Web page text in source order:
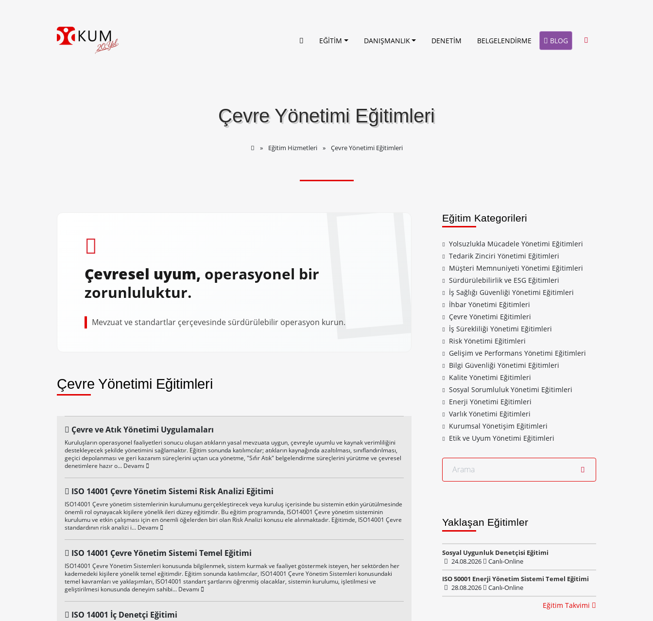
EĞİTİM DANIŞMANLIK DENETİM BELGELENDİRME BLOG
Çevre Yönetimi Eğitimleri
Eğitim Hizmetleri Çevre Yönetimi Eğitimleri
Çevresel uyum, operasyonel bir
zorunluluktur.
Mevzuat ve standartlar çerçevesinde sürdürülebilir operasyon kurun.
Çevre Yönetimi Eğitimleri
Çevre ve Atık Yönetimi Uygulamaları
Kuruluşların operasyonel faaliyetleri sonucu oluşan atıkların yasal mevzuata uygun, çevreyle uyumlu ve kaynak verimliliğini
destekleyecek şekilde yönetimini sağlamaktır. Eğitim sonunda katılımcılar; atıkların kaynağında azaltılması, sınıflandırılması,
geçici depolanması ve geri kazanım süreçlerini uçtan uca yönetme, "Sıfır Atık" belgelendirme süreçlerini yürütme ve çevresel
denetimlere hazır o... Devamı
ISO 14001 Çevre Yönetim Sistemi Risk Analizi Eğitimi
ISO14001 Çevre yönetim sistemlerinin kurulumunu gerçekleştirecek veya kuruluş içerisinde bu sistemin etkin yürütülmesinde
önemli rol oynayacak kişilere yönelik ileri düzey eğitimdir. Bu eğitim programında, ISO14001 Çevre yönetim sisteminin
kurulumu ve etkin çalışması için en önemli öğelerden biri olan Risk Analizi konusu ele alınmaktadır. Eğitimde, ISO14001 Çevre
standardının risk analizi i... Devamı
ISO 14001 Çevre Yönetim Sistemi Temel Eğitimi
ISO14001 Çevre Yönetim Sistemleri konusunda bilgilenmek, sistem kurmak ve faaliyet göstermek isteyen, her sektörden her
kademedeki kişilere yönelik temel eğitimdir. Eğitim sonunda katılımcılar, ISO14001 Çevre Yönetim Sistemleri konusundaki
temel kavramları ve yaklaşımları, ISO14001 standart şartlarını öğrenmiş olacaklar, sistemin kurulumu, işletilmesi ve
geliştirilmesi konusunda deneyim sahibi... Devamı
ISO 14001 İç Denetçi Eğitimi
Eğitim Kategorileri
Yolsuzlukla Mücadele Yönetimi Eğitimleri
Tedarik Zinciri Yönetimi Eğitimleri
Müşteri Memnuniyeti Yönetimi Eğitimleri
Sürdürülebilirlik ve ESG Eğitimleri
İş Sağlığı Güvenliği Yönetimi Eğitimleri
İhbar Yönetimi Eğitimleri
Çevre Yönetimi Eğitimleri
İş Sürekliliği Yönetimi Eğitimleri
Risk Yönetimi Eğitimleri
Gelişim ve Performans Yönetimi Eğitimleri
Bilgi Güvenliği Yönetimi Eğitimleri
Kalite Yönetimi Eğitimleri
Sosyal Sorumluluk Yönetimi Eğitimleri
Enerji Yönetimi Eğitimleri
Varlık Yönetimi Eğitimleri
Kurumsal Yönetişim Eğitimleri
Etik ve Uyum Yönetimi Eğitimleri
Yaklaşan Eğitimler
Sosyal Uygunluk Denetçisi Eğitimi
24.08.2026
Canlı-Online
ISO 50001 Enerji Yönetim Sistemi Temel Eğitimi
28.08.2026
Canlı-Online
Eğitim Takvimi